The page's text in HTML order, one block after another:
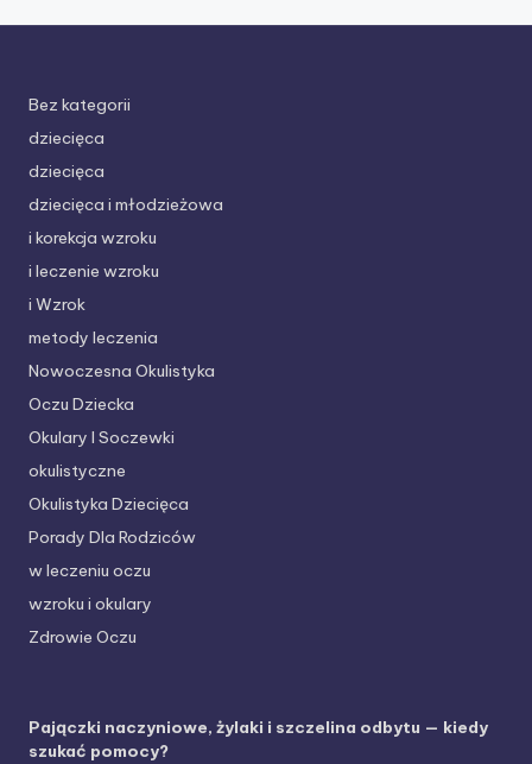
Bez kategorii
dziecięca
dziecięca
dziecięca i młodzieżowa
i korekcja wzroku
i leczenie wzroku
i Wzrok
metody leczenia
Nowoczesna Okulistyka
Oczu Dziecka
Okulary I Soczewki
okulistyczne
Okulistyka Dziecięca
Porady Dla Rodziców
w leczeniu oczu
wzroku i okulary
Zdrowie Oczu
Pajączki naczyniowe, żylaki i szczelina odbytu — kiedy
szukać pomocy?